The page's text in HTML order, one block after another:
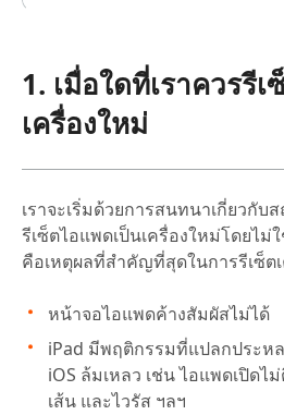
1. เมื่อใดที่เราควรรี
เครื่องใหม่
เราจะเริ่มด้วยการสนทนาเกี่ยวกั
รีเซ็ตไอแพดเป็นเครื่องใหม่โดยไม่
คือเหตุผลที่สำคัญที่สุดในการรีเซ็ต
หน้าจอไอแพดค้างสัมผัสไม่ได้
iPad มีพฤติกรรมที่แปลกประห
iOS ล้มเหลว เช่น ไอแพดเปิดไ
เส้น และไวรัส ฯลฯ